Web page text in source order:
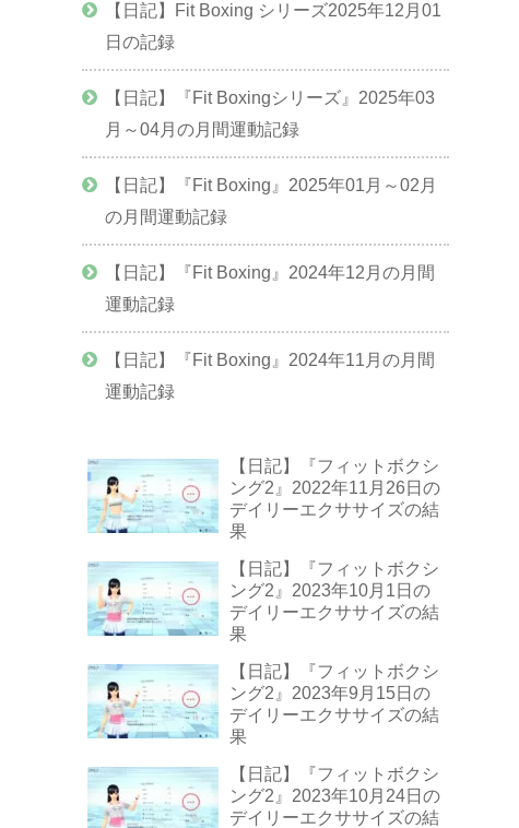
【日記】Fit Boxing シリーズ2025年12月01
日の記録
【日記】『Fit Boxingシリーズ』2025年03
月～04月の月間運動記録
【日記】『Fit Boxing』2025年01月～02月
の月間運動記録
【日記】『Fit Boxing』2024年12月の月間
運動記録
【日記】『Fit Boxing』2024年11月の月間
運動記録
【日記】『フィットボクシ
ング2』2022年11月26日の
デイリーエクササイズの結
果
【日記】『フィットボクシ
ング2』2023年10月1日の
デイリーエクササイズの結
果
【日記】『フィットボクシ
ング2』2023年9月15日の
デイリーエクササイズの結
果
【日記】『フィットボクシ
ング2』2023年10月24日の
デイリーエクササイズの結